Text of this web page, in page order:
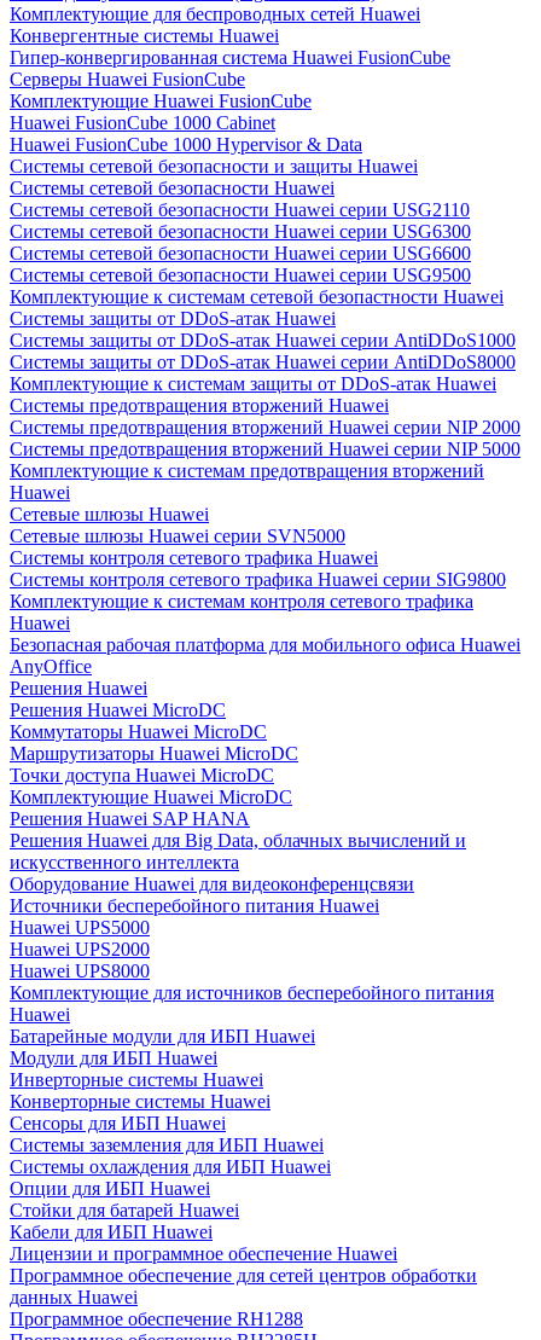
Комплектующие для беспроводных сетей Huawei
Конвергентные системы Huawei
Гипер-конвергированная система Huawei FusionCube
Серверы Huawei FusionCube
Комплектующие Huawei FusionCube
Huawei FusionCube 1000 Cabinet
Huawei FusionCube 1000 Hypervisor & Data
Системы сетевой безопасности и защиты Huawei
Системы сетевой безопасности Huawei
Системы сетевой безопасности Huawei серии USG2110
Системы сетевой безопасности Huawei серии USG6300
Системы сетевой безопасности Huawei серии USG6600
Системы сетевой безопасности Huawei серии USG9500
Комплектующие к системам сетевой безопастности Huawei
Системы защиты от DDoS-атак Huawei
Системы защиты от DDoS-атак Huawei серии AntiDDoS1000
Системы защиты от DDoS-атак Huawei серии AntiDDoS8000
Комплектующие к системам защиты от DDoS-атак Huawei
Системы предотвращения вторжений Huawei
Системы предотвращения вторжений Huawei серии NIP 2000
Системы предотвращения вторжений Huawei серии NIP 5000
Комплектующие к системам предотвращения вторжений
Huawei
Сетевые шлюзы Huawei
Сетевые шлюзы Huawei серии SVN5000
Системы контроля сетевого трафика Huawei
Системы контроля сетевого трафика Huawei серии SIG9800
Комплектующие к системам контроля сетевого трафика
Huawei
Безопасная рабочая платформа для мобильного офиса Huawei
AnyOffice
Решения Huawei
Решения Huawei MicroDC
Коммутаторы Huawei MicroDC
Маршрутизаторы Huawei MicroDC
Точки доступа Huawei MicroDC
Комплектующие Huawei MicroDC
Решения Huawei SAP HANA
Решения Huawei для Big Data, облачных вычислений и
искусственного интеллекта
Оборудование Huawei для видеоконференцсвязи
Источники бесперебойного питания Huawei
Huawei UPS5000
Huawei UPS2000
Huawei UPS8000
Комплектующие для источников бесперебойного питания
Huawei
Батарейные модули для ИБП Huawei
Модули для ИБП Huawei
Инверторные системы Huawei
Конверторные системы Huawei
Сенсоры для ИБП Huawei
Системы заземления для ИБП Huawei
Системы охлаждения для ИБП Huawei
Опции для ИБП Huawei
Стойки для батарей Huawei
Кабели для ИБП Huawei
Лицензии и программное обеспечение Huawei
Программное обеспечение для сетей центров обработки
данных Huawei
Программное обеспечение RH1288